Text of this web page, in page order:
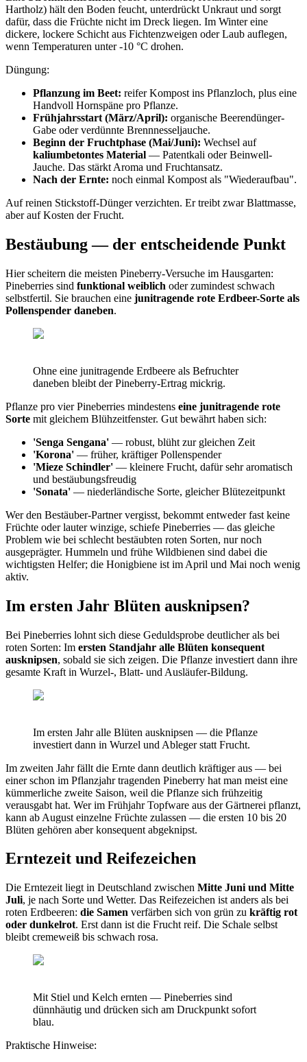
Hartholz) hält den Boden feucht, unterdrückt Unkraut und sorgt
dafür, dass die Früchte nicht im Dreck liegen. Im Winter eine
dickere, lockere Schicht aus Fichtenzweigen oder Laub auflegen,
wenn Temperaturen unter -10 °C drohen.
Düngung:
Pflanzung im Beet: reifer Kompost ins Pflanzloch, plus eine
Handvoll Hornspäne pro Pflanze.
Frühjahrsstart (März/April): organische Beerendünger-
Gabe oder verdünnte Brennnesseljauche.
Beginn der Fruchtphase (Mai/Juni): Wechsel auf
kaliumbetontes Material — Patentkali oder Beinwell-
Jauche. Das stärkt Aroma und Fruchtansatz.
Nach der Ernte: noch einmal Kompost als "Wiederaufbau".
Auf reinen Stickstoff-Dünger verzichten. Er treibt zwar Blattmasse,
aber auf Kosten der Frucht.
Bestäubung — der entscheidende Punkt
Hier scheitern die meisten Pineberry-Versuche im Hausgarten:
Pineberries sind funktional weiblich oder zumindest schwach
selbstfertil. Sie brauchen eine junitragende rote Erdbeer-Sorte als
Pollenspender daneben.
Ohne eine junitragende Erdbeere als Befruchter
daneben bleibt der Pineberry-Ertrag mickrig.
Pflanze pro vier Pineberries mindestens eine junitragende rote
Sorte mit gleichem Blühzeitfenster. Gut bewährt haben sich:
'Senga Sengana' — robust, blüht zur gleichen Zeit
'Korona' — früher, kräftiger Pollenspender
'Mieze Schindler' — kleinere Frucht, dafür sehr aromatisch
und bestäubungsfreudig
'Sonata' — niederländische Sorte, gleicher Blütezeitpunkt
Wer den Bestäuber-Partner vergisst, bekommt entweder fast keine
Früchte oder lauter winzige, schiefe Pineberries — das gleiche
Problem wie bei schlecht bestäubten roten Sorten, nur noch
ausgeprägter. Hummeln und frühe Wildbienen sind dabei die
wichtigsten Helfer; die Honigbiene ist im April und Mai noch wenig
aktiv.
Im ersten Jahr Blüten ausknipsen?
Bei Pineberries lohnt sich diese Geduldsprobe deutlicher als bei
roten Sorten: Im ersten Standjahr alle Blüten konsequent
ausknipsen, sobald sie sich zeigen. Die Pflanze investiert dann ihre
gesamte Kraft in Wurzel-, Blatt- und Ausläufer-Bildung.
Im ersten Jahr alle Blüten ausknipsen — die Pflanze
investiert dann in Wurzel und Ableger statt Frucht.
Im zweiten Jahr fällt die Ernte dann deutlich kräftiger aus — bei
einer schon im Pflanzjahr tragenden Pineberry hat man meist eine
kümmerliche zweite Saison, weil die Pflanze sich frühzeitig
verausgabt hat. Wer im Frühjahr Topfware aus der Gärtnerei pflanzt,
kann ab August einzelne Früchte zulassen — die ersten 10 bis 20
Blüten gehören aber konsequent abgeknipst.
Erntezeit und Reifezeichen
Die Erntezeit liegt in Deutschland zwischen Mitte Juni und Mitte
Juli, je nach Sorte und Wetter. Das Reifezeichen ist anders als bei
roten Erdbeeren: die Samen verfärben sich von grün zu kräftig rot
oder dunkelrot. Erst dann ist die Frucht reif. Die Schale selbst
bleibt cremeweiß bis schwach rosa.
Mit Stiel und Kelch ernten — Pineberries sind
dünnhäutig und drücken sich am Druckpunkt sofort
blau.
Praktische Hinweise: